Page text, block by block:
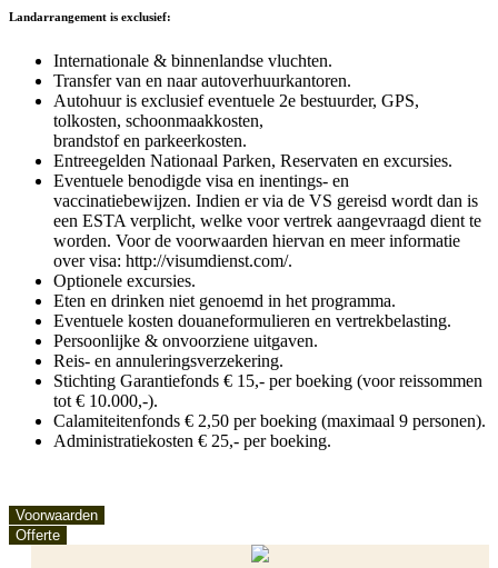
Landarrangement is exclusief:
Internationale & binnenlandse vluchten.
Transfer van en naar autoverhuurkantoren.
Autohuur is exclusief eventuele 2e bestuurder, GPS,
tolkosten, schoonmaakkosten,
brandstof en parkeerkosten.
Entreegelden Nationaal Parken, Reservaten en excursies.
Eventuele benodigde visa en inentings- en
vaccinatiebewijzen. Indien er via de VS gereisd wordt dan is
een ESTA verplicht, welke voor vertrek aangevraagd dient te
worden. Voor de voorwaarden hiervan en meer informatie
over visa: http://visumdienst.com/.
Optionele excursies.
Eten en drinken niet genoemd in het programma.
Eventuele kosten douaneformulieren en vertrekbelasting.
Persoonlijke & onvoorziene uitgaven.
Reis- en annuleringsverzekering.
Stichting Garantiefonds € 15,- per boeking (voor reissommen
tot € 10.000,-).
Calamiteitenfonds € 2,50 per boeking (maximaal 9 personen).
Administratiekosten € 25,- per boeking.
Voorwaarden
Offerte